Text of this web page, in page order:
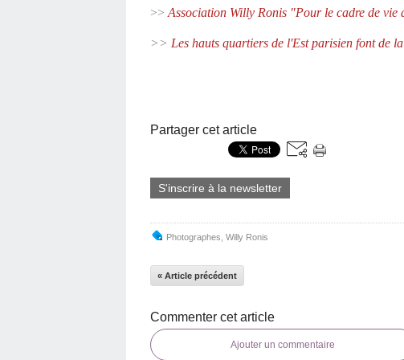
>> Association Willy Ronis "Pour le cadre de vie
>> Les hauts quartiers de l'Est parisien font de
Partager cet article
S'inscrire à la newsletter
Photographes Willy Ronis
« Article précédent
Commenter cet article
Ajouter un commentaire